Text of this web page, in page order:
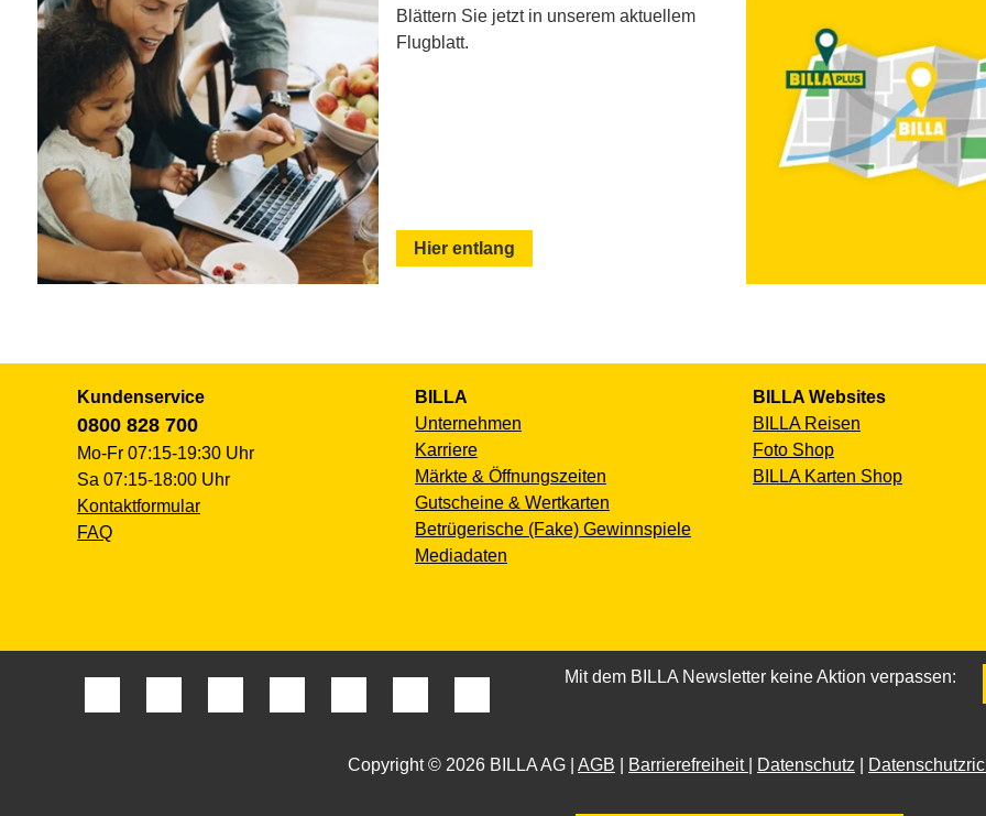
Blättern Sie jetzt in unserem aktuellem
Flugblatt.
Hier entlang
Kundenservice
0800 828 700
Mo-Fr 07:15-19:30 Uhr
Sa 07:15-18:00 Uhr
Kontaktformular
FAQ
BILLA
Unternehmen
Karriere
Märkte & Öffnungszeiten
Gutscheine & Wertkarten
Betrügerische (Fake) Gewinnspiele
Mediadaten
BILLA Websites
BILLA Reisen
Foto Shop
BILLA Karten Shop
Mit dem BILLA Newsletter keine Aktion verpassen:
Copyright © 2026 BILLA AG | AGB Barrierefreiheit Datenschutz